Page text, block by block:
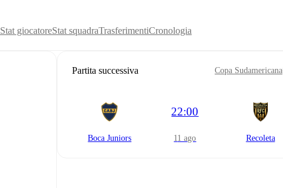
Stat giocatoreStat squadraTrasferimentiCronologia
Partita successiva Copa Sudamericana
Boca Juniors
22:00
11 ago Recoleta